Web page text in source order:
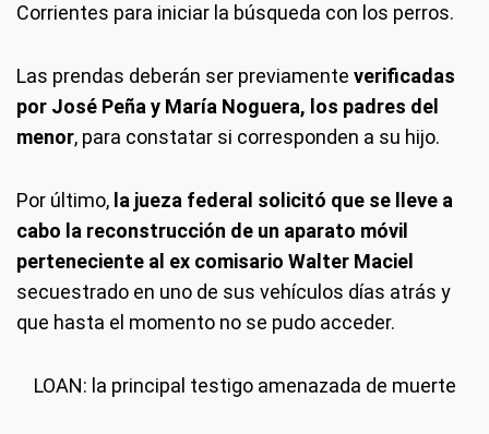
Corrientes para iniciar la búsqueda con los perros.
Las prendas deberán ser previamente verificadas
por José Peña y María Noguera, los padres del
menor, para constatar si corresponden a su hijo.
Por último, la jueza federal solicitó que se lleve a
cabo la reconstrucción de un aparato móvil
perteneciente al ex comisario Walter Maciel
secuestrado en uno de sus vehículos días atrás y
que hasta el momento no se pudo acceder.
LOAN: la principal testigo amenazada de muerte